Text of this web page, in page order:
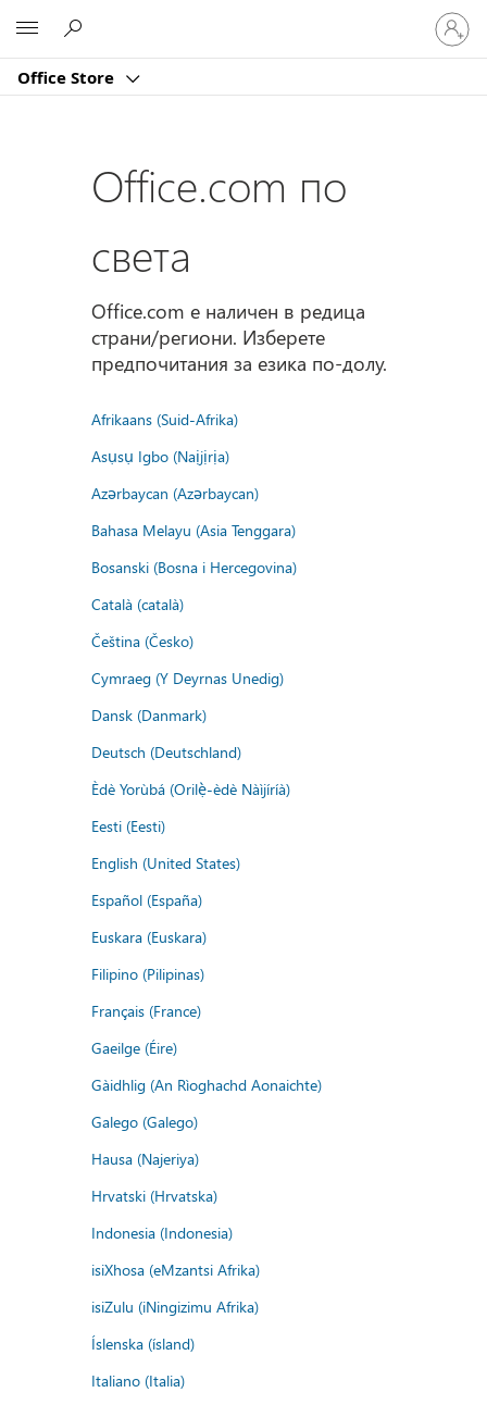
Office Store
Влезте
във
вашия
Office.com по
света
Office.com е наличен в редица
страни/региони. Изберете
предпочитания за езика по-долу.
Afrikaans (Suid-Afrika)
Asụsụ Igbo (Naịjịrịa)
Azərbaycan (Azərbaycan)
Bahasa Melayu (Asia Tenggara)
Bosanski (Bosna i Hercegovina)
Català (català)
Čeština (Česko)
Cymraeg (Y Deyrnas Unedig)
Dansk (Danmark)
Deutsch (Deutschland)
Èdè Yorùbá (Orilẹ̀-èdè Nàìjíríà)
Eesti (Eesti)
English (United States)
Español (España)
Euskara (Euskara)
Filipino (Pilipinas)
Français (France)
Gaeilge (Éire)
Gàidhlig (An Rìoghachd Aonaichte)
Galego (Galego)
Hausa (Najeriya)
Hrvatski (Hrvatska)
Indonesia (Indonesia)
isiXhosa (eMzantsi Afrika)
isiZulu (iNingizimu Afrika)
Íslenska (ísland)
Italiano (Italia)